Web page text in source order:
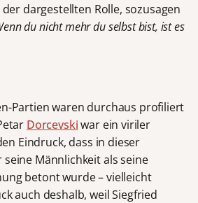
dargestellten Rolle, sozusagen
du nicht mehr du selbst bist, ist es
Partien waren durchaus profiliert
Dorcevskiwar ein viriler
Eindruck, dass in dieser
Männlichkeit als seine
betont wurde – vielleicht
auch deshalb, weil Siegfried